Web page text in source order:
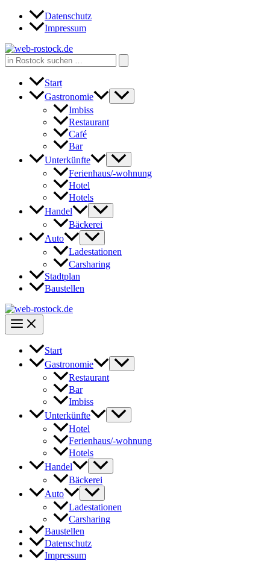
Zum
Inhalt
Datenschutz
Impressum
Search
for:
Start
Gastronomie
Imbiss
Restaurant
Café
Bar
Unterkünfte
Ferienhaus/-wohnung
Hotel
Hotels
Handel
Bäckerei
Auto
Ladestationen
Carsharing
Stadtplan
Baustellen
Start
Gastronomie
Restaurant
Bar
Imbiss
Unterkünfte
Hotel
Ferienhaus/-wohnung
Hotels
Handel
Bäckerei
Auto
Ladestationen
Carsharing
Baustellen
Datenschutz
Impressum